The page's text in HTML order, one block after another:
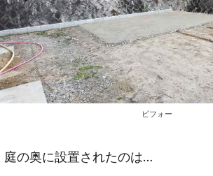
ビフォー
庭の奥に設置されたのは…